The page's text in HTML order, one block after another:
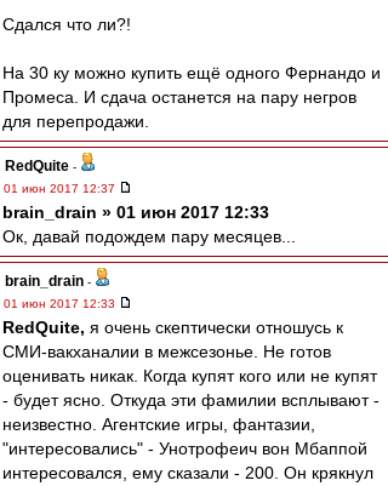
Сдался что ли?!
На 30 ку можно купить ещё одного Фернандо и
Промеса. И сдача останется на пару негров
для перепродажи.
RedQuite -
01 июн 2017 12:37
brain_drain » 01 июн 2017 12:33
Ок, давай подождем пару месяцев...
brain_drain -
01 июн 2017 12:33
RedQuite, я очень скептически отношусь к
СМИ-вакханалии в межсезонье. Не готов
оценивать никак. Когда купят кого или не купят
- будет ясно. Откуда эти фамилии всплывают -
неизвестно. Агентские игры, фантазии,
"интересовались" - Унотрофеич вон Мбаппой
интересовался, ему сказали - 200. Он крякнул